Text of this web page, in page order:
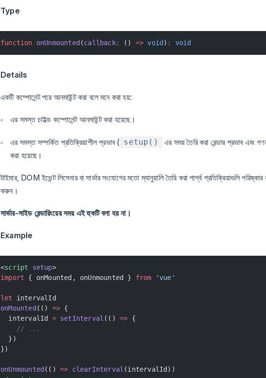
Type
function onUnmounted (callback: () => void ) : void
Details
একটি কম্পোনেন্ট পরে আনমাউন্ট করা বলে মনে করা হয়:
এর সমস্ত চাইল্ড কম্পোনেন্ট আনমাউন্ট করা হয়েছে।
এর সমস্ত সম্পর্কিত প্রতিক্রিয়াশীল প্রভাব ( setup()
এর সময় তৈরি করা রেন্ডার প্রভাব এবং
করা হয়েছে।
টাইমার, DOM ইভেন্ট লিসেনার বা সার্ভার সংযোগের মতো ম্যানুয়ালি তৈরি করা পার্শ্ব প্রতিক্রিয়াগুলি
করুন।
সার্ভার-সাইড রেন্ডারিংয়ের সময় এই হুকটি বলা হয় না।
Example
<script setup>
import { onMounted, onUnmounted } from 'vue'
let
intervalId
onMounted (() => {
  intervalId
= setInterval (() => {
    // ...
  })
})
onUnmounted (() => clearInterval (intervalId))